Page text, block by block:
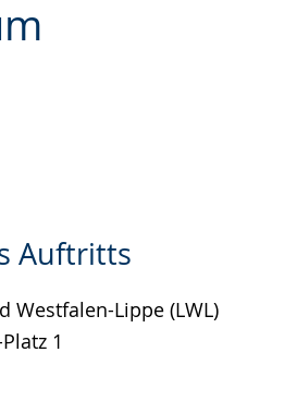
Auftritts
Westfalen-Lippe (LWL)
1